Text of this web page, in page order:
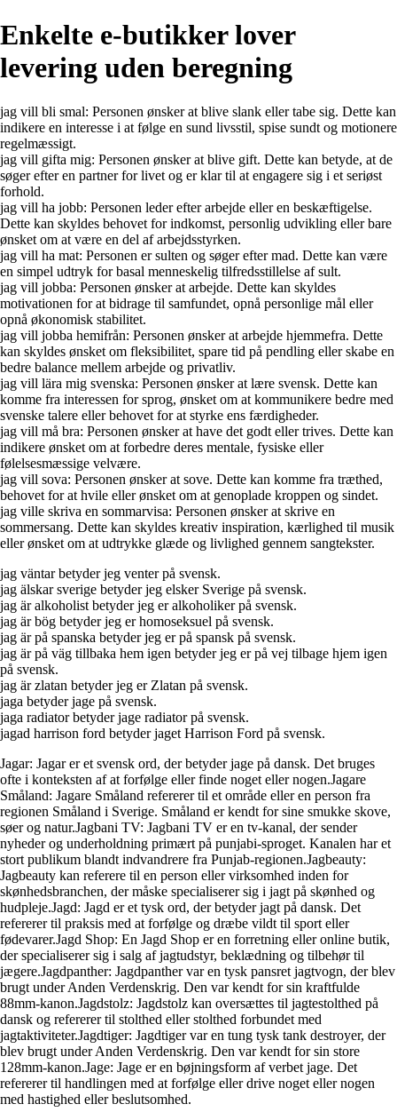
Enkelte e-butikker lover
levering uden beregning
jag vill bli smal: Personen ønsker at blive slank eller tabe sig. Dette kan
indikere en interesse i at følge en sund livsstil, spise sundt og motionere
regelmæssigt.
jag vill gifta mig: Personen ønsker at blive gift. Dette kan betyde, at de
søger efter en partner for livet og er klar til at engagere sig i et seriøst
forhold.
jag vill ha jobb: Personen leder efter arbejde eller en beskæftigelse.
Dette kan skyldes behovet for indkomst, personlig udvikling eller bare
ønsket om at være en del af arbejdsstyrken.
jag vill ha mat: Personen er sulten og søger efter mad. Dette kan være
en simpel udtryk for basal menneskelig tilfredsstillelse af sult.
jag vill jobba: Personen ønsker at arbejde. Dette kan skyldes
motivationen for at bidrage til samfundet, opnå personlige mål eller
opnå økonomisk stabilitet.
jag vill jobba hemifrån: Personen ønsker at arbejde hjemmefra. Dette
kan skyldes ønsket om fleksibilitet, spare tid på pendling eller skabe en
bedre balance mellem arbejde og privatliv.
jag vill lära mig svenska: Personen ønsker at lære svensk. Dette kan
komme fra interessen for sprog, ønsket om at kommunikere bedre med
svenske talere eller behovet for at styrke ens færdigheder.
jag vill må bra: Personen ønsker at have det godt eller trives. Dette kan
indikere ønsket om at forbedre deres mentale, fysiske eller
følelsesmæssige velvære.
jag vill sova: Personen ønsker at sove. Dette kan komme fra træthed,
behovet for at hvile eller ønsket om at genoplade kroppen og sindet.
jag ville skriva en sommarvisa: Personen ønsker at skrive en
sommersang. Dette kan skyldes kreativ inspiration, kærlighed til musik
eller ønsket om at udtrykke glæde og livlighed gennem sangtekster.
jag väntar betyder jeg venter på svensk.
jag älskar sverige betyder jeg elsker Sverige på svensk.
jag är alkoholist betyder jeg er alkoholiker på svensk.
jag är bög betyder jeg er homoseksuel på svensk.
jag är på spanska betyder jeg er på spansk på svensk.
jag är på väg tillbaka hem igen betyder jeg er på vej tilbage hjem igen
på svensk.
jag är zlatan betyder jeg er Zlatan på svensk.
jaga betyder jage på svensk.
jaga radiator betyder jage radiator på svensk.
jagad harrison ford betyder jaget Harrison Ford på svensk.
Jagar: Jagar er et svensk ord, der betyder jage på dansk. Det bruges
ofte i konteksten af at forfølge eller finde noget eller nogen.Jagare
Småland: Jagare Småland refererer til et område eller en person fra
regionen Småland i Sverige. Småland er kendt for sine smukke skove,
søer og natur.Jagbani TV: Jagbani TV er en tv-kanal, der sender
nyheder og underholdning primært på punjabi-sproget. Kanalen har et
stort publikum blandt indvandrere fra Punjab-regionen.Jagbeauty:
Jagbeauty kan referere til en person eller virksomhed inden for
skønhedsbranchen, der måske specialiserer sig i jagt på skønhed og
hudpleje.Jagd: Jagd er et tysk ord, der betyder jagt på dansk. Det
refererer til praksis med at forfølge og dræbe vildt til sport eller
fødevarer.Jagd Shop: En Jagd Shop er en forretning eller online butik,
der specialiserer sig i salg af jagtudstyr, beklædning og tilbehør til
jægere.Jagdpanther: Jagdpanther var en tysk pansret jagtvogn, der blev
brugt under Anden Verdenskrig. Den var kendt for sin kraftfulde
88mm-kanon.Jagdstolz: Jagdstolz kan oversættes til jagtestolthed på
dansk og refererer til stolthed eller stolthed forbundet med
jagtaktiviteter.Jagdtiger: Jagdtiger var en tung tysk tank destroyer, der
blev brugt under Anden Verdenskrig. Den var kendt for sin store
128mm-kanon.Jage: Jage er en bøjningsform af verbet jage. Det
refererer til handlingen med at forfølge eller drive noget eller nogen
med hastighed eller beslutsomhed.